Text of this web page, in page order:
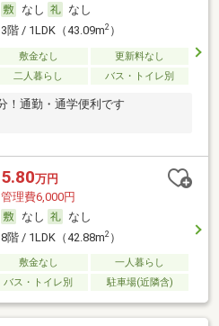
なし
なし
3階 / 1LDK（43.09m2）
敷金なし
更新料なし
二人暮らし バス・トイレ別
！通勤・通学便利です
5.80万円
管理費6,000円
なし
なし
8階 / 1LDK（42.88m2）
敷金なし
一人暮らし
バス・トイレ別 駐車場(近隣含)